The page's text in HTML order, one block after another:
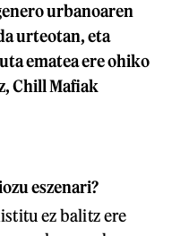
urbanoaren
urteotan, eta
ematea ere ohiko
Chill Mafiak
eszenari?
ez balitz ere